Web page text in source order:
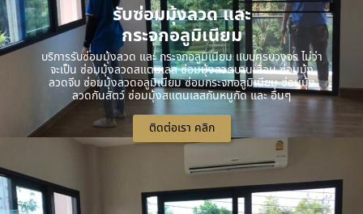
รับซ่อมมุ้งลวด และ
กระจกอลูมิเนียม
บริการรับซ่อมมุ้งลวด และ กระจกอลูมิเนียม แบบครบวงจร ไม่ว่า
จะเป็น ซ่อมมุ้งลวดสแตนเลส ซ่อมมุ้งลวดบานเลื่อน ซ่อมมุ้ง
ลวดจีบ ซ่อมมุ้งลวดอลูมิเนียม ซ่อมกระจกอลูมิเนียม ซ่อมมุ้ง
ลวดกันสัตว์ ซ่อมมุ้งสแตนเลสกันหนูกัด และ อื่นๆ
ติดต่อเรา คลิก